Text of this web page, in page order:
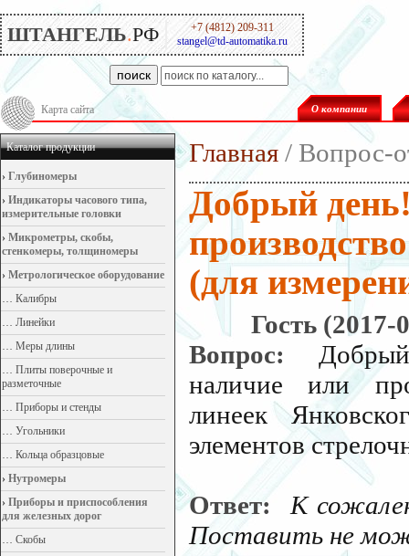
ШТАНГЕЛЬ.РФ
+7 (4812) 209-311
stangel@td-automatika.ru
поиск
Карта сайта О компании
Главная / Вопрос-
Добрый
(для
Гость (2017-
Вопрос:
наличие или
линеек
элементов
Ответ: К
Поставить не
Каталог продукции
› Глубиномеры
› Индикаторы часового типа,
измерительные головки
› Микрометры, скобы,
стенкомеры, толщиномеры
› Метрологическое оборудование
… Калибры
… Линейки
… Меры длины
… Плиты поверочные и
разметочные
… Приборы и стенды
… Угольники
… Кольца образцовые
› Нутромеры
› Приборы и приспособления
для железных дорог
… Скобы